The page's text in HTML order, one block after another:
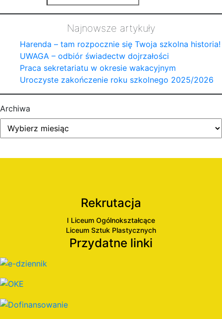
Najnowsze artykuły
Harenda – tam rozpocznie się Twoja szkolna historia!
UWAGA – odbiór świadectw dojrzałości
Praca sekretariatu w okresie wakacyjnym
Uroczyste zakończenie roku szkolnego 2025/2026
Archiwa
Rekrutacja
I Liceum Ogólnokształcące
Liceum Sztuk Plastycznych
Przydatne linki